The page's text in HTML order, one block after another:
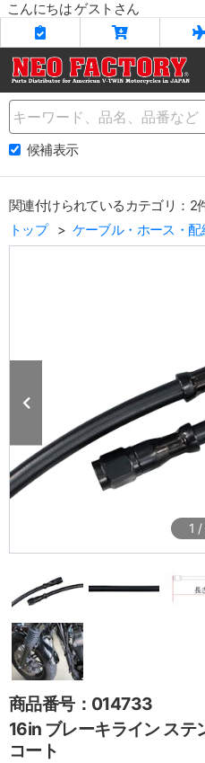
こんにちは ゲストさん
Name
候補表示
関連付けられているカテゴリ：2
トップ
ケーブル・ホース・配
1 /
商品番号：014733
16in ブレーキライン ステ
コート